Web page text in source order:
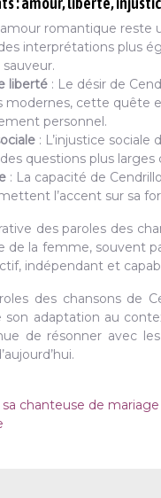
romantique
interprétations plus
liberté : Le désir de
modernes, cette quête
personnel.
: L’injustice
questions plus
: La capacité de
l’accent sur sa
des paroles des
de la femme, souvent
indépendant et
des chansons de
adaptation au
de résonner avec
sa chanteuse de mariage